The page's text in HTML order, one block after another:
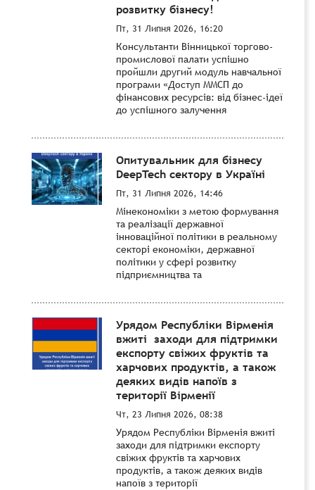
розвитку бізнесу!
Пт, 31 Липня 2026, 16:20
Консультанти Вінницької торгово-
промислової палати успішно
пройшли другий модуль навчальної
програми «Доступ ММСП до
фінансових ресурсів: від бізнес-ідеї
до успішного залучення
Опитувальник для бізнесу
DeepTech сектору в Україні
Пт, 31 Липня 2026, 14:46
Мінекономіки з метою формування
та реалізації державної
інноваційної політики в реальному
секторі економіки, державної
політики у сфері розвитку
підприємництва та
Урядом Республіки Вірменія
вжиті заходи для підтримки
експорту свіжих фруктів та
харчових продуктів, а також
деяких видів напоїв з
території Вірменії
Чт, 23 Липня 2026, 08:38
Урядом Республіки Вірменія вжиті
заходи для підтримки експорту
свіжих фруктів та харчових
продуктів, а також деяких видів
напоїв з території